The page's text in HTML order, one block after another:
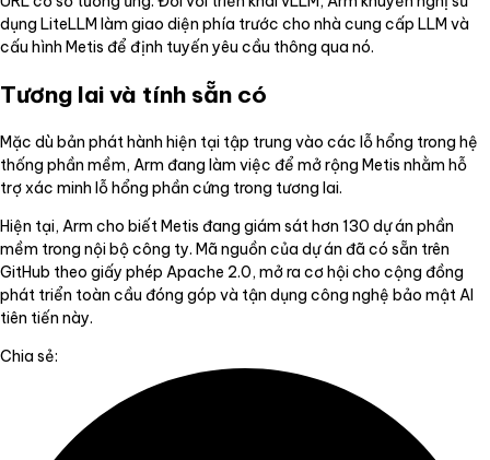
dụng LiteLLM làm giao diện phía trước cho nhà cung cấp LLM và
cấu hình Metis để định tuyến yêu cầu thông qua nó.
Tương lai và tính sẵn có
Mặc dù bản phát hành hiện tại tập trung vào các lỗ hổng trong hệ
thống phần mềm, Arm đang làm việc để mở rộng Metis nhằm hỗ
trợ xác minh lỗ hổng phần cứng trong tương lai.
Hiện tại, Arm cho biết Metis đang giám sát hơn 130 dự án phần
mềm trong nội bộ công ty. Mã nguồn của dự án đã có sẵn trên
GitHub theo giấy phép Apache 2.0, mở ra cơ hội cho cộng đồng
phát triển toàn cầu đóng góp và tận dụng công nghệ bảo mật AI
tiên tiến này.
Chia sẻ: